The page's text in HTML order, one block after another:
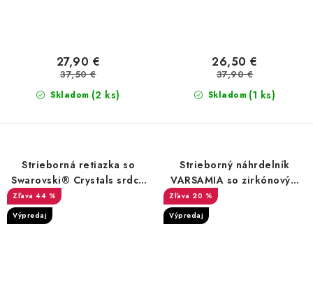
Skladom (2 ks)
27,90 €
37,50 €
Skladom (1 ks)
26,50 €
37,90 €
Strieborná retiazka so
Swarovski® Crystals srdce
Aurora Boreale
44 %
Výpredaj
Strieborný náhrdelník
VARSAMIA so zirkónovým
príveskom
20 %
Výpredaj